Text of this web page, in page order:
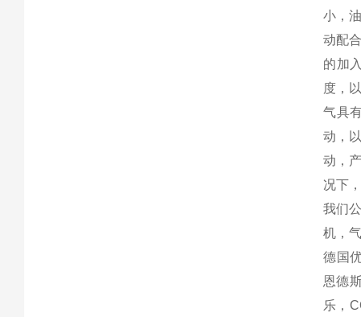
小，
动配
的加
度，
气具
动，
动，
况下
我们
机，
德国
恩德
乐，